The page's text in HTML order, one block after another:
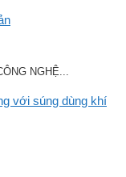
NGHỆ...
với súng dùng khí